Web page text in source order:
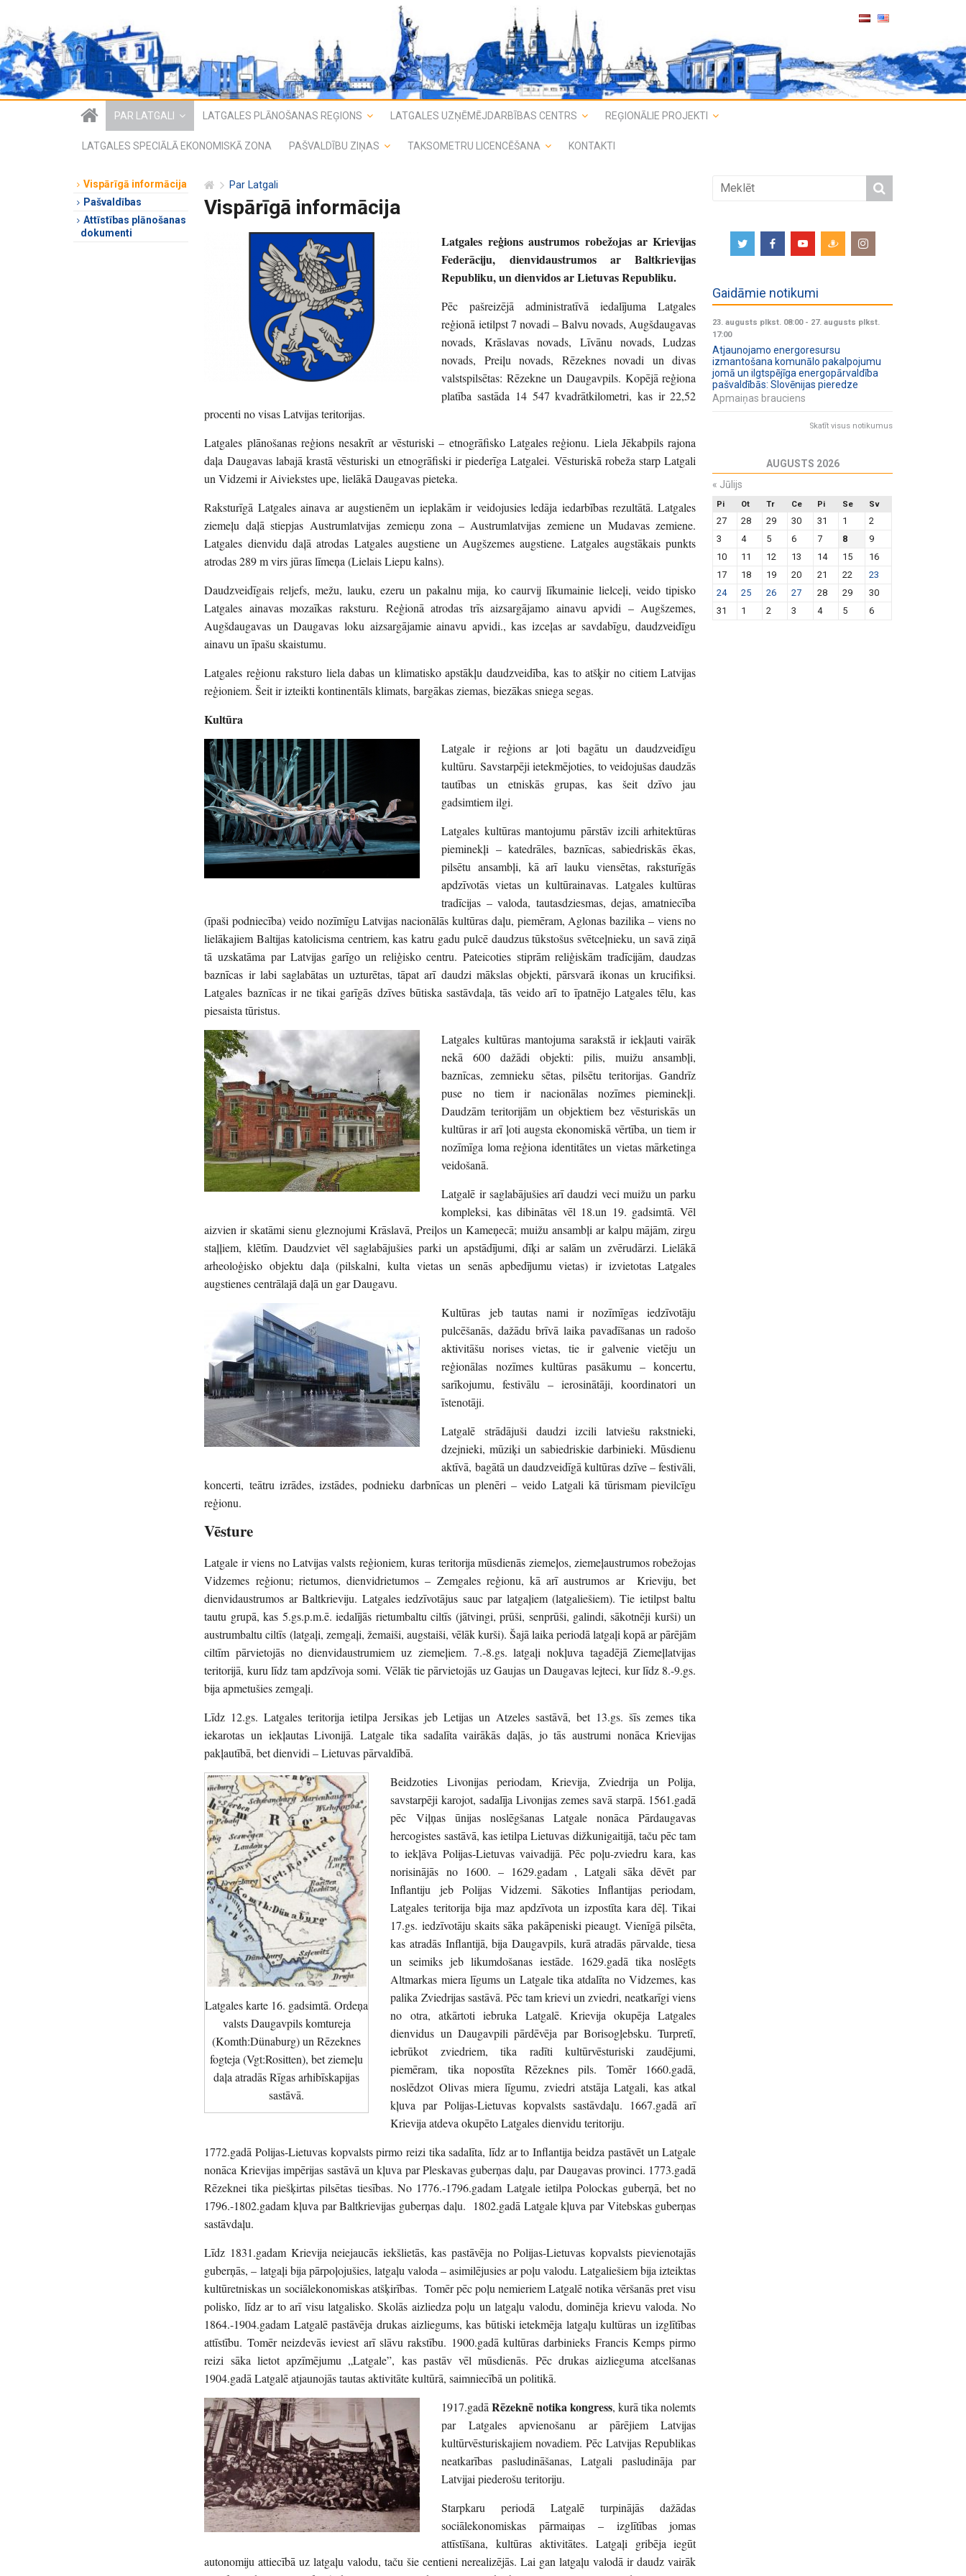
PAR LATGALI LATGALES PLĀNOŠANAS REĢIONS LATGALES UZŅĒMĒJDARBĪBAS CENTRS REĢIONĀLIE PROJEKTI
LATGALES SPECIĀLĀ EKONOMISKĀ ZONA PAŠVALDĪBU ZIŅAS TAKSOMETRU LICENCĒŠANA KONTAKTI
Par Latgali
Vispārīgā informācija
Latgales reģions austrumos robežojas ar Krievijas
Federāciju, dienvidaustrumos ar Baltkrievijas
Republiku, un dienvidos ar Lietuvas Republiku.
Pēc pašreizējā administratīvā iedalījuma Latgales
reģionā ietilpst 7 novadi – Balvu novads, Augšdaugavas
novads, Krāslavas novads, Līvānu novads, Ludzas
novads, Preiļu novads, Rēzeknes novadi un divas
valstspilsētas: Rēzekne un Daugavpils. Kopējā reģiona
platība sastāda 14 547 kvadrātkilometri, kas ir 22,52
procenti no visas Latvijas teritorijas.
Latgales plānošanas reģions nesakrīt ar vēsturiski – etnogrāfisko Latgales reģionu. Liela Jēkabpils rajona
daļa Daugavas labajā krastā vēsturiski un etnogrāfiski ir piederīga Latgalei. Vēsturiskā robeža starp Latgali
un Vidzemi ir Aiviekstes upe, lielākā Daugavas pieteka.
Raksturīgā Latgales ainava ar augstienēm un ieplakām ir veidojusies ledāja iedarbības rezultātā. Latgales
ziemeļu daļā stiepjas Austrumlatvijas zemieņu zona – Austrumlatvijas zemiene un Mudavas zemiene.
Latgales dienvidu daļā atrodas Latgales augstiene un Augšzemes augstiene. Latgales augstākais punkts
atrodas 289 m virs jūras līmeņa (Lielais Liepu kalns).
Daudzveidīgais reljefs, mežu, lauku, ezeru un pakalnu mija, ko caurvij līkumainie lielceļi, veido tipisko
Latgales ainavas mozaīkas raksturu. Reģionā atrodas trīs aizsargājamo ainavu apvidi – Augšzemes,
Augšdaugavas un Daugavas loku aizsargājamie ainavu apvidi., kas izceļas ar savdabīgu, daudzveidīgu
ainavu un īpašu skaistumu.
Latgales reģionu raksturo liela dabas un klimatisko apstākļu daudzveidība, kas to atšķir no citiem Latvijas
reģioniem. Šeit ir izteikti kontinentāls klimats, bargākas ziemas, biezākas sniega segas.
Kultūra
Latgale ir reģions ar ļoti bagātu un daudzveidīgu
kultūru. Savstarpēji ietekmējoties, to veidojušas daudzās
tautības un etniskās grupas, kas šeit dzīvo jau
gadsimtiem ilgi.
Latgales kultūras mantojumu pārstāv izcili arhitektūras
pieminekļi – katedrāles, baznīcas, sabiedriskās ēkas,
pilsētu ansambļi, kā arī lauku viensētas, raksturīgās
apdzīvotās vietas un kultūrainavas. Latgales kultūras
tradīcijas – valoda, tautasdziesmas, dejas, amatniecība
(īpaši podniecība) veido nozīmīgu Latvijas nacionālās kultūras daļu, piemēram, Aglonas bazilika – viens no
lielākajiem Baltijas katolicisma centriem, kas katru gadu pulcē daudzus tūkstošus svētceļnieku, un savā ziņā
tā uzskatāma par Latvijas garīgo un reliģisko centru. Pateicoties stiprām reliģiskām tradīcijām, daudzas
baznīcas ir labi saglabātas un uzturētas, tāpat arī daudzi mākslas objekti, pārsvarā ikonas un krucifiksi.
Latgales baznīcas ir ne tikai garīgās dzīves būtiska sastāvdaļa, tās veido arī to īpatnējo Latgales tēlu, kas
piesaista tūristus.
Latgales kultūras mantojuma sarakstā ir iekļauti vairāk
nekā 600 dažādi objekti: pilis, muižu ansambļi,
baznīcas, zemnieku sētas, pilsētu teritorijas. Gandrīz
puse no tiem ir nacionālas nozīmes pieminekļi.
Daudzām teritorijām un objektiem bez vēsturiskās un
kultūras ir arī ļoti augsta ekonomiskā vērtība, un tiem ir
nozīmīga loma reģiona identitātes un vietas mārketinga
veidošanā.
Latgalē ir saglabājušies arī daudzi veci muižu un parku
kompleksi, kas dibinātas vēl 18.un 19. gadsimtā. Vēl
aizvien ir skatāmi sienu gleznojumi Krāslavā, Preiļos un Kameņecā; muižu ansambļi ar kalpu mājām, zirgu
staļļiem, klētīm. Daudzviet vēl saglabājušies parki un apstādījumi, dīķi ar salām un zvērudārzi. Lielākā
arheoloģisko objektu daļa (pilskalni, kulta vietas un senās apbedījumu vietas) ir izvietotas Latgales
augstienes centrālajā daļā un gar Daugavu.
Kultūras jeb tautas nami ir nozīmīgas iedzīvotāju
pulcēšanās, dažādu brīvā laika pavadīšanas un radošo
aktivitāšu norises vietas, tie ir galvenie vietēju un
reģionālas nozīmes kultūras pasākumu – koncertu,
sarīkojumu, festivālu – ierosinātāji, koordinatori un
īstenotāji.
Latgalē strādājuši daudzi izcili latviešu rakstnieki,
dzejnieki, mūziķi un sabiedriskie darbinieki. Mūsdienu
aktīvā, bagātā un daudzveidīgā kultūras dzīve – festivāli,
koncerti, teātru izrādes, izstādes, podnieku darbnīcas un plenēri – veido Latgali kā tūrismam pievilcīgu
reģionu.
Vēsture
Latgale ir viens no Latvijas valsts reģioniem, kuras teritorija mūsdienās ziemeļos, ziemeļaustrumos robežojas
Vidzemes reģionu; rietumos, dienvidrietumos – Zemgales reģionu, kā arī austrumos ar Krieviju, bet
dienvidaustrumos ar Baltkrieviju. Latgales iedzīvotājus sauc par latgaļiem (latgaliešiem). Tie ietilpst baltu
tautu grupā, kas 5.gs.p.m.ē. iedalījās rietumbaltu ciltīs (jātvingi, prūši, senprūši, galindi, sākotnēji kurši) un
austrumbaltu ciltīs (latgaļi, zemgaļi, žemaiši, augstaiši, vēlāk kurši). Šajā laika periodā latgaļi kopā ar pārējām
ciltīm pārvietojās no dienvidaustrumiem uz ziemeļiem. 7.-8.gs. latgaļi nokļuva tagadējā Ziemeļlatvijas
teritorijā, kuru līdz tam apdzīvoja somi. Vēlāk tie pārvietojās uz Gaujas un Daugavas lejteci, kur līdz 8.-9.gs.
bija apmetušies zemgaļi.
Līdz 12.gs. Latgales teritorija ietilpa Jersikas jeb Letijas un Atzeles sastāvā, bet 13.gs. šīs zemes tika
iekarotas un iekļautas Livonijā. Latgale tika sadalīta vairākās daļās, jo tās austrumi nonāca Krievijas
pakļautībā, bet dienvidi – Lietuvas pārvaldībā.
Latgales karte 16. gadsimtā. Ordeņa
valsts Daugavpils komtureja
(Komth:Dünaburg) un Rēzeknes
fogteja (Vgt:Rositten), bet ziemeļu
daļa atradās Rīgas arhibīskapijas
sastāvā.
Beidzoties Livonijas periodam, Krievija, Zviedrija un Polija,
savstarpēji karojot, sadalīja Livonijas zemes savā starpā. 1561.gadā
pēc Viļņas ūnijas noslēgšanas Latgale nonāca Pārdaugavas
hercogistes sastāvā, kas ietilpa Lietuvas dižkunigaitijā, taču pēc tam
to iekļāva Polijas-Lietuvas vaivadijā. Pēc poļu-zviedru kara, kas
norisinājās no 1600. – 1629.gadam , Latgali sāka dēvēt par
Inflantiju jeb Polijas Vidzemi. Sākoties Inflantijas periodam,
Latgales teritorija bija maz apdzīvota un izpostīta kara dēļ. Tikai
17.gs. iedzīvotāju skaits sāka pakāpeniski pieaugt. Vienīgā pilsēta,
kas atradās Inflantijā, bija Daugavpils, kurā atradās pārvalde, tiesa
un seimiks jeb likumdošanas iestāde. 1629.gadā tika noslēgts
Altmarkas miera līgums un Latgale tika atdalīta no Vidzemes, kas
palika Zviedrijas sastāvā. Pēc tam krievi un zviedri, neatkarīgi viens
no otra, atkārtoti iebruka Latgalē. Krievija okupēja Latgales
dienvidus un Daugavpili pārdēvēja par Borisogļebsku. Turpretī,
iebrūkot zviedriem, tika radīti kultūrvēsturiski zaudējumi,
piemēram, tika nopostīta Rēzeknes pils. Tomēr 1660.gadā,
noslēdzot Olivas miera līgumu, zviedri atstāja Latgali, kas atkal
kļuva par Polijas-Lietuvas kopvalsts sastāvdaļu. 1667.gadā arī
Krievija atdeva okupēto Latgales dienvidu teritoriju.
1772.gadā Polijas-Lietuvas kopvalsts pirmo reizi tika sadalīta, līdz ar to Inflantija beidza pastāvēt un Latgale
nonāca Krievijas impērijas sastāvā un kļuva par Pleskavas guberņas daļu, par Daugavas provinci. 1773.gadā
Rēzeknei tika piešķirtas pilsētas tiesības. No 1776.-1796.gadam Latgale ietilpa Polockas guberņā, bet no
1796.-1802.gadam kļuva par Baltkrievijas guberņas daļu. 1802.gadā Latgale kļuva par Vitebskas guberņas
sastāvdaļu.
Līdz 1831.gadam Krievija neiejaucās iekšlietās, kas pastāvēja no Polijas-Lietuvas kopvalsts pievienotajās
guberņās, – latgaļi bija pārpoļojušies, latgaļu valoda – asimilējusies ar poļu valodu. Latgaliešiem bija izteiktas
kultūretniskas un sociālekonomiskas atšķirības. Tomēr pēc poļu nemieriem Latgalē notika vēršanās pret visu
polisko, līdz ar to arī visu latgalisko. Skolās aizliedza poļu un latgaļu valodu, dominēja krievu valoda. No
1864.-1904.gadam Latgalē pastāvēja drukas aizliegums, kas būtiski ietekmēja latgaļu kultūras un izglītības
attīstību. Tomēr neizdevās ieviest arī slāvu rakstību. 1900.gadā kultūras darbinieks Francis Kemps pirmo
reizi sāka lietot apzīmējumu „Latgale”, kas pastāv vēl mūsdienās. Pēc drukas aizlieguma atcelšanas
1904.gadā Latgalē atjaunojās tautas aktivitāte kultūrā, saimniecībā un politikā.
1917.gadāRēzeknē notika kongress, kurā tika nolemts
par Latgales apvienošanu ar pārējiem Latvijas
kultūrvēsturiskajiem novadiem. Pēc Latvijas Republikas
neatkarības pasludināšanas, Latgali pasludināja par
Latvijai piederošu teritoriju.
Starpkaru periodā Latgalē turpinājās dažādas
sociālekonomiskas pārmaiņas – izglītības jomas
attīstīšana, kultūras aktivitātes. Latgaļi gribēja iegūt
autonomiju attiecībā uz latgaļu valodu, taču šie centieni nerealizējās. Lai gan latgaļu valodā ir daudz vairāk
Vispārīgā informācija
Pašvaldības
Attīstības plānošanas
dokumenti
Gaidāmie notikumi
23. augusts plkst. 08:00- 27. augusts plkst.
17:00
Atjaunojamo energoresursu
izmantošana komunālo pakalpojumu
jomā un ilgtspējīga energopārvaldība
pašvaldībās: Slovēnijas pieredze
Apmaiņas brauciens
Skatīt visus notikumus
AUGUSTS 2026
« Jūlijs
Pi Ot Tr Ce Pi Se Sv
27 28 29 30 31 1
2
3
4 5 6 7 8
9
10
11 12 13 14 15
16
17
18 19 20 21 22
23
24
25 26 27 28 29
30
31
1 2 3 4 5 6